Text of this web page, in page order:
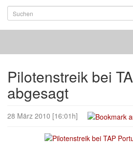
Pilotenstreik bei
abgesagt
28 März 2010 [16:01h]